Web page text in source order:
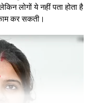
लोगों ये नहीं पता होता है
कर सकती।